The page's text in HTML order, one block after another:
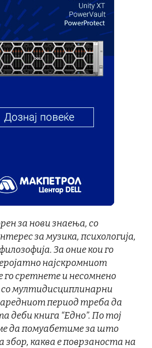
за нови знаења, со
за музика, психологија,
За оние кои го
најскромниот
го сретнете и несомнено
мултидисциплинарни
период треба да
деби книга “Едно”. По тој
да помуабетиме за што
збор, каква е поврзаноста на